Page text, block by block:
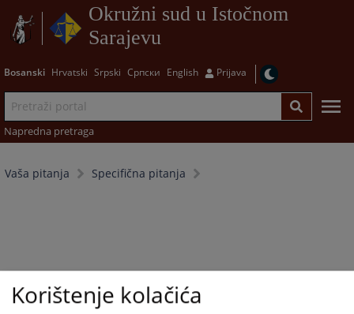
Okružni sud u Istočnom
Sarajevu
Bosanski Hrvatski Srpski Српски English Prijava
Napredna pretraga
Vaša pitanja Specifična pitanja
Korištenje kolačića